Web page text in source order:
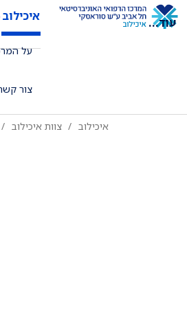
איכילוב
על
צור
עוד...
רופא בכיר,
איכילוב צוות איכילוב